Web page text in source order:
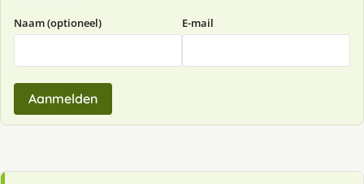
Naam (optioneel) E-mail
Aanmelden